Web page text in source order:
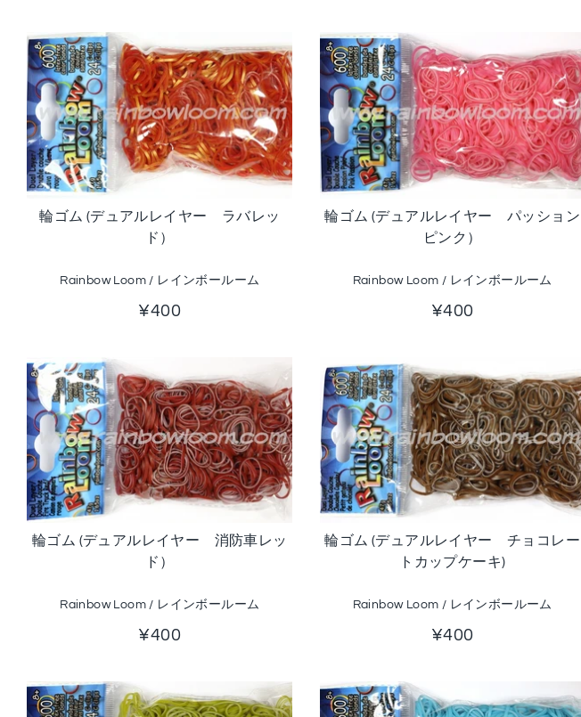
輪ゴム (デュアルレイヤー ラバレッ
ド）
Rainbow Loom / レインボールーム
¥400
輪ゴム (デュアルレイヤー パッション
ピンク）
Rainbow Loom / レインボールーム
¥400
輪ゴム (デュアルレイヤー 消防車レッ
ド）
Rainbow Loom / レインボールーム
¥400
輪ゴム (デュアルレイヤー チョコレー
トカップケーキ)
Rainbow Loom / レインボールーム
¥400